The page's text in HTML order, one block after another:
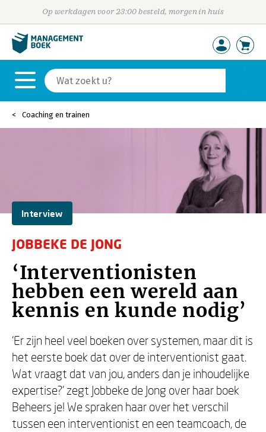
Op werkdagen voor 23:00 besteld, morgen in huis
Coaching en trainen
Interview
JOBBEKE DE JONG
‘Interventionisten
hebben een wereld aan
kennis en kunde nodig’
‘Er zijn heel veel boeken over systemen, maar dit is
het eerste boek dat over de interventionist gaat.
Wat vraagt dat van jou, anders dan je inhoudelijke
expertise?’ zegt Jobbeke de Jong over haar boek
Beheers je! We spraken haar over het verschil
tussen een interventionist en een teamcoach, de